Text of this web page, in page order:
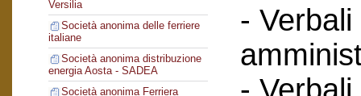
Versilia
Società anonima delle ferriere
italiane
Società anonima distribuzione
energia Aosta - SADEA
Società anonima Ferriera
-